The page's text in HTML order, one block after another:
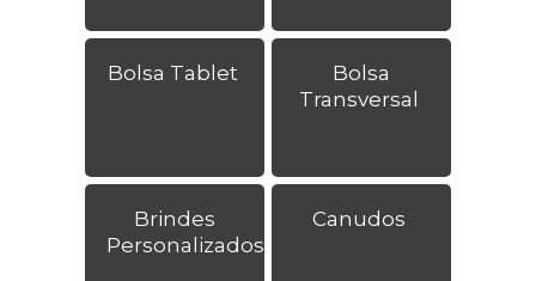
Bolsa Tablet
Bolsa
Transversal
Brindes
Personalizados
Canudos